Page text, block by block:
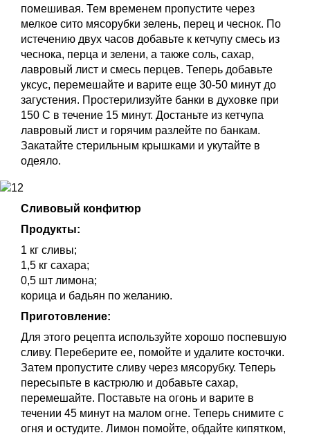
помешивая. Тем временем пропустите через
мелкое сито мясорубки зелень, перец и чеснок. По
истечению двух часов добавьте к кетчупу смесь из
чеснока, перца и зелени, а также соль, сахар,
лавровый лист и смесь перцев. Теперь добавьте
уксус, перемешайте и варите еще 30-50 минут до
загустения. Простерилизуйте банки в духовке при
150 С в течение 15 минут. Достаньте из кетчупа
лавровый лист и горячим разлейте по банкам.
Закатайте стерильным крышками и укутайте в
одеяло.
Сливовый конфитюр
Продукты:
1 кг сливы;
1,5 кг сахара;
0,5 шт лимона;
корица и бадьян по желанию.
Приготовление:
Для этого рецепта используйте хорошо поспевшую
сливу. Переберите ее, помойте и удалите косточки.
Затем пропустите сливу через мясорубку. Теперь
пересыпьте в кастрюлю и добавьте сахар,
перемешайте. Поставьте на огонь и варите в
течении 45 минут на малом огне. Теперь снимите с
огня и остудите. Лимон помойте, обдайте кипятком,